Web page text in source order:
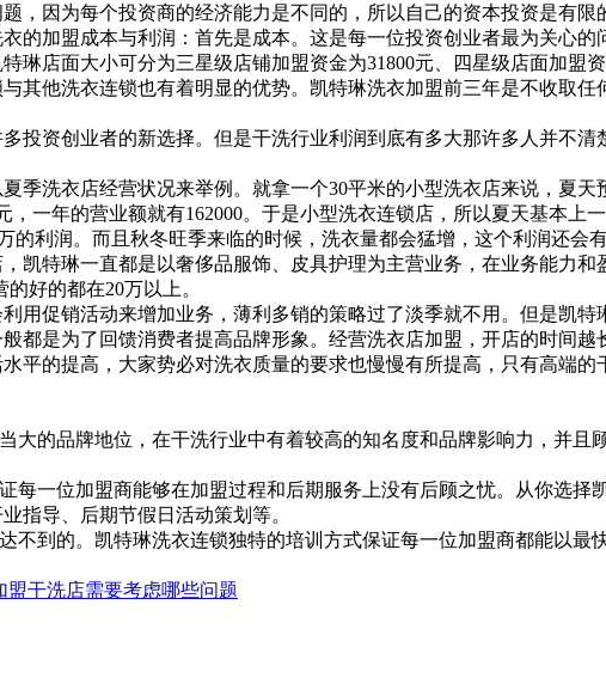
，因为每个投资商的经济能力是不同的，所以自己的资本投资是有
的加盟成本与利润：首先是成本。这是每一位投资创业者最为关心
琳店面大小可分为三星级店铺加盟资金为31800元、四星级店面加盟
其他洗衣连锁也有着明显的优势。凯特琳洗衣加盟前三年是不收取
投资创业者的新选择。但是干洗行业利润到底有多大那许多人并不
季洗衣店经营状况来举例。就拿一个30平米的小型洗衣店来说，夏
，一年的营业额就有162000。于是小型洗衣连锁店，所以夏天基本
的利润。而且秋冬旺季来临的时候，洗衣量都会猛增，这个利润还
凯特琳一直都是以奢侈品服饰、皮具护理为主营业务，在业务能力
好的都在20万以上。
用促销活动来增加业务，薄利多销的策略过了淡季就不用。但是凯
都是为了回馈消费者提高品牌形象。经营洗衣店加盟，开店的时间
平的提高，大家势必对洗衣质量的要求也慢慢有所提高，只有高端
的品牌地位，在干洗行业中有着较高的知名度和品牌影响力，并且
一位加盟商能够在加盟过程和后期服务上没有后顾之忧。从你选择
指导、后期节假日活动策划等。
到的。凯特琳洗衣连锁独特的培训方式保证每一位加盟商都能以最
盟干洗店需要考虑哪些问题